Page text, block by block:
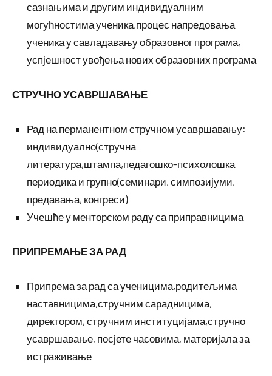
сазнањима и другим индивидуалним
могућностима ученика,процес напредовања
ученика у савладавању образовног програма,
успјешност увођења нових образовних програма
СТРУЧНО УСАВРШАВАЊЕ
Рад на перманентном стручном усавршавању:
индивидуално(стручна
литература,штампа,педагошко-психолошка
периодика и групно(семинари, симпозијуми,
предавања, конгреси)
Учешће у менторском раду са приправницима
ПРИПРЕМАЊЕ ЗА РАД
Припрема за рад са ученицима,родитељима
наставницима,стручним сарадницима,
директором, стручним институцијама,стручно
усавршавање, посјете часовима, материјала за
истраживање